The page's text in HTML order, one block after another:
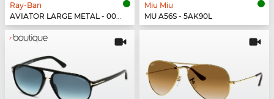
Ray-Ban
AVIATOR LARGE METAL - 001/58
Miu Miu
MU A56S - 5AK90L